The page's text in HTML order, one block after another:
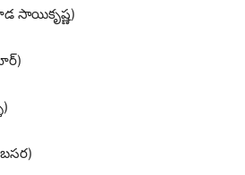
సాయికృష్ణ)